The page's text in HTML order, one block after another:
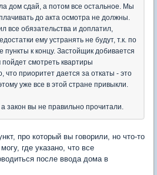
дом сдай, а потом все остальное. Мы
до акта осмотра не должны.
все обязательства и доплатил,
ему устранять не будут, т.к. по
пункты к концу. Застойщик добивается
пойдет смотреть квартиры
что приоритет дается за откаты - это
уже все в этой стране привыкли.
закон вы не правильно прочитали.
про который вы говорили, но что-то
где указано, что все
после ввода дома в